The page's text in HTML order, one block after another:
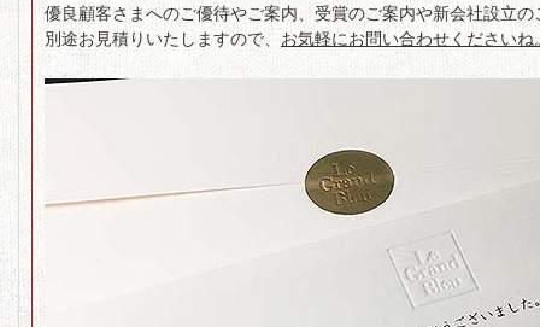
優良顧客さまへのご優待やご案内、受賞のご案内や新会社設立
別途お見積りいたしますので、 お気軽にお問い合わせくださいね